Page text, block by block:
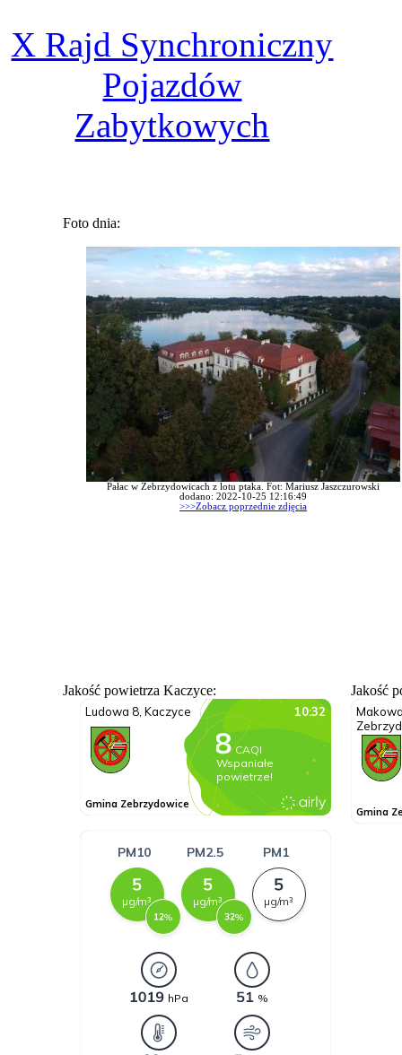
X Rajd Synchroniczny
Pojazdów
Zabytkowych
Foto dnia:
Pałac w Zebrzydowicach z lotu ptaka. Fot: Mariusz Jaszczurowski
dodano: 2022-10-25 12:16:49
>>>Zobacz poprzednie zdjęcia
Jakość powietrza Kaczyce: Jakość